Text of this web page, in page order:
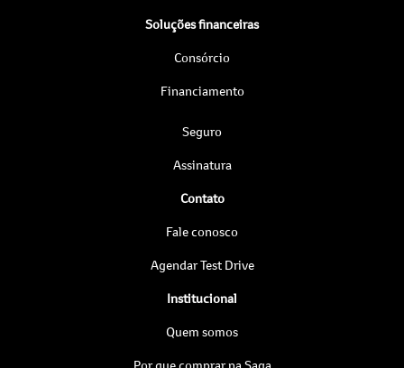
Soluções financeiras
Consórcio
Financiamento
Seguro
Assinatura
Contato
Fale conosco
Agendar Test Drive
Institucional
Quem somos